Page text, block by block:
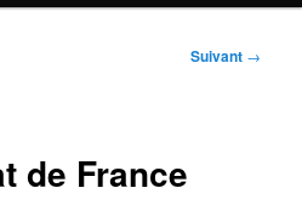
Suivant →
de France